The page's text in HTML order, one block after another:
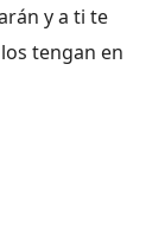
y a ti te
tengan en